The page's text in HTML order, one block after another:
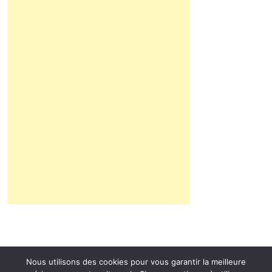
Nous utilisons des cookies pour vous garantir la meilleure